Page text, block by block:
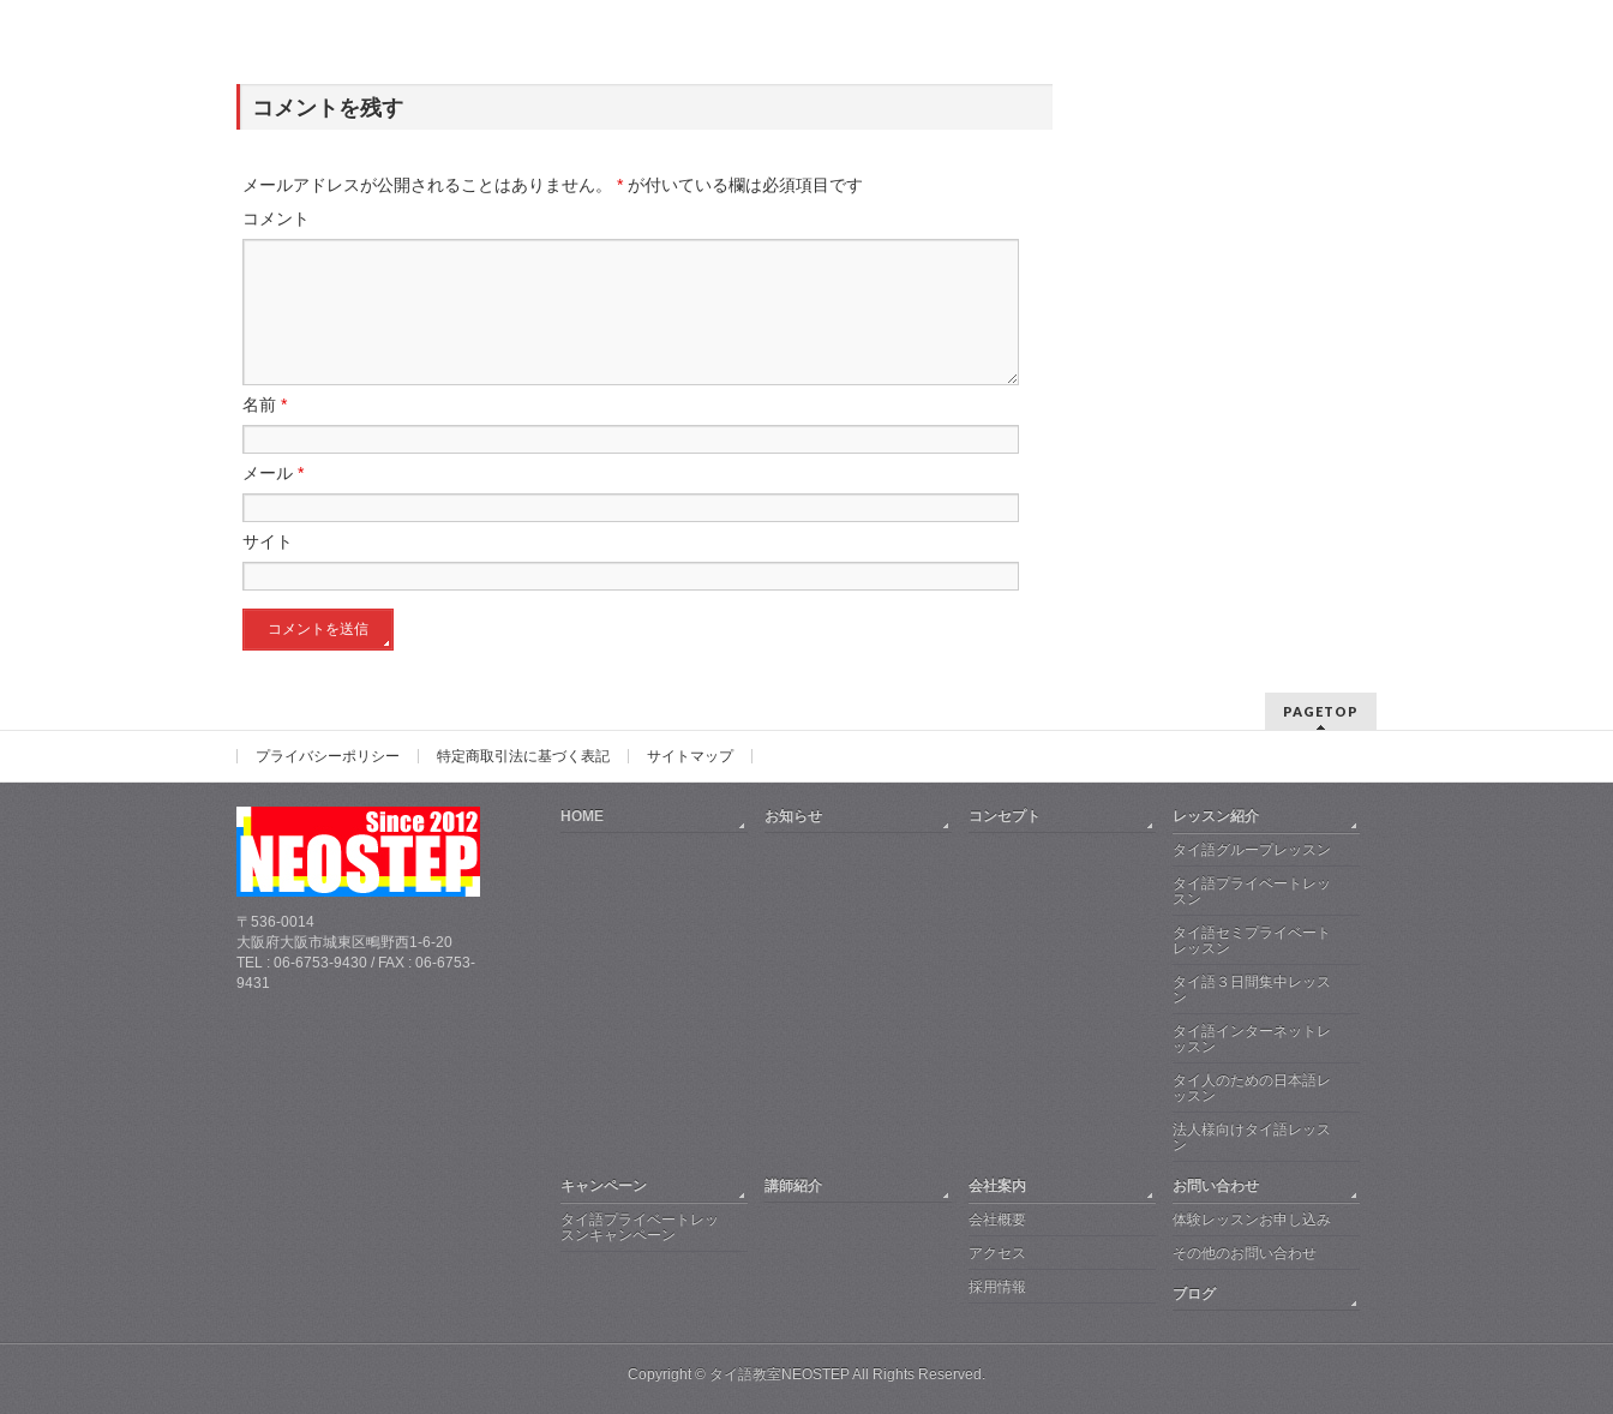
コメントを残す
メールアドレスが公開されることはありません。 * が付いている欄は必須項目です
コメント
名前 *
メール *
サイト
PAGETOP
プライバシーポリシー 特定商取引法に基づく表記 サイトマップ
〒536-0014
大阪府大阪市城東区鴫野西1-6-20
TEL : 06-6753-9430 / FAX : 06-6753-
9431
HOME お知らせ コンセプト
レッスン紹介
タイ語グループレッスン
タイ語プライベートレッ
スン
タイ語セミプライベート
レッスン
タイ語３日間集中レッス
ン
タイ語インターネットレ
ッスン
タイ人のための日本語レ
ッスン
法人様向けタイ語レッス
ン
キャンペーン
タイ語プライベートレッ
スンキャンペーン
講師紹介
会社案内
会社概要
アクセス
採用情報
お問い合わせ
体験レッスンお申し込み
その他のお問い合わせ
ブログ
Copyright © タイ語教室NEOSTEPAll Rights Reserved.